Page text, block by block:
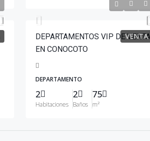
VENTA
DEPARTAMENTOS VIP DE
EN CONOCOTO
DEPARTAMENTO
2
Habitaciones
2
Baños
75
m²